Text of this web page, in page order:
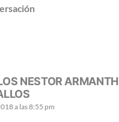
NESTOR ARMANTH
a las 8:55 pm